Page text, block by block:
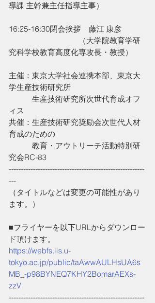
導課 主幹兼主任指導主事）
16:25-16:30閉会挨拶　藤江 康彦
（大学院教育学研
究科学校教育高度化専攻長・教授）
主催：東京大学社会連携本部、東京大
学生産技術研究所
生産技術研究所次世代育成オフ
ィス
共催：生産技術研究奨励会次世代人材
育成のための
教育・アウトリーチ活動特別研
究会RC-83
--------------------------------------------------------
---
（タイトルなどは変更の可能性があり
ます。）
■フライヤーを以下URLからダウンロー
ド頂けます。
https://webfs.iis.u-
tokyo.ac.jp/public/taAwwAULHsUA6s
MB_-p98BYNEQ7KHY2BomarAEXs-
zzV
--------------------------------------------------------